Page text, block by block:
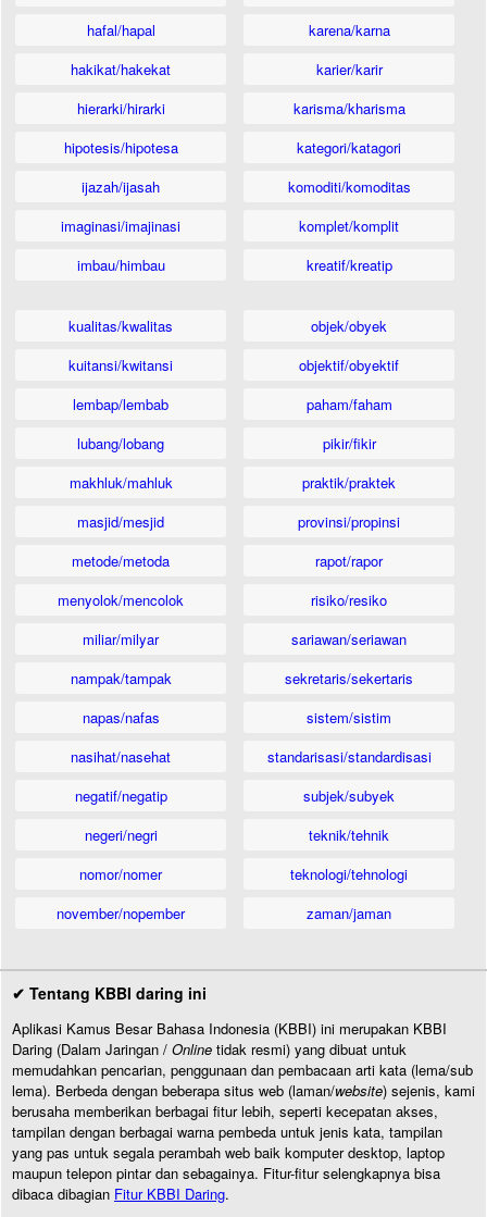
hafal/hapal
hakikat/hakekat
hierarki/hirarki
hipotesis/hipotesa
ijazah/ijasah
imaginasi/imajinasi
imbau/himbau
karena/karna
karier/karir
karisma/kharisma
kategori/katagori
komoditi/komoditas
komplet/komplit
kreatif/kreatip
kualitas/kwalitas
kuitansi/kwitansi
lembap/lembab
lubang/lobang
makhluk/mahluk
masjid/mesjid
metode/metoda
menyolok/mencolok
miliar/milyar
nampak/tampak
napas/nafas
nasihat/nasehat
negatif/negatip
negeri/negri
nomor/nomer
november/nopember
objek/obyek
objektif/obyektif
paham/faham
pikir/fikir
praktik/praktek
provinsi/propinsi
rapot/rapor
risiko/resiko
sariawan/seriawan
sekretaris/sekertaris
sistem/sistim
standarisasi/standardisasi
subjek/subyek
teknik/tehnik
teknologi/tehnologi
zaman/jaman
✔ Tentang KBBI daring ini
Aplikasi Kamus Besar Bahasa Indonesia (KBBI) ini merupakan KBBI
Daring (Dalam Jaringan / Online tidak resmi) yang dibuat untuk
memudahkan pencarian, penggunaan dan pembacaan arti kata (lema/sub
lema). Berbeda dengan beberapa situs web (laman/website) sejenis, kami
berusaha memberikan berbagai fitur lebih, seperti kecepatan akses,
tampilan dengan berbagai warna pembeda untuk jenis kata, tampilan
yang pas untuk segala perambah web baik komputer desktop, laptop
maupun telepon pintar dan sebagainya. Fitur-fitur selengkapnya bisa
dibaca dibagian Fitur KBBI Daring.